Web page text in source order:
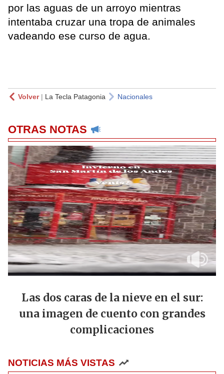
por las aguas de un arroyo mientras
intentaba cruzar una tropa de animales
vadeando ese curso de agua.
Volver| La Tecla Patagonia Nacionales
OTRAS NOTAS
Las dos caras de la nieve en el sur:
una imagen de cuento con grandes
complicaciones
NOTICIAS MÁS VISTAS